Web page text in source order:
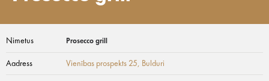
Nimetus Prosecco grill
Aadress Vienības prospekts 25, Bulduri